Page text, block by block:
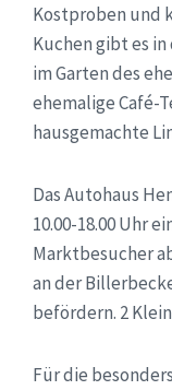
Kostproben und
Kuchen gibt es
im Garten des
ehemalige Café-
hausgemachte
Das Autohaus
10.00-18.00 Uhr
Marktbesucher
an der
befördern. 2
Für die